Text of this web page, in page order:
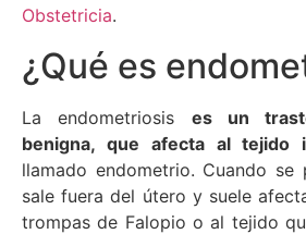
Obstetricia.
¿Qué es
La endometriosis es un
benigna, que afecta al tejido
llamado endometrio. Cuando se
sale fuera del útero y suele
trompas de Falopio o al tejido